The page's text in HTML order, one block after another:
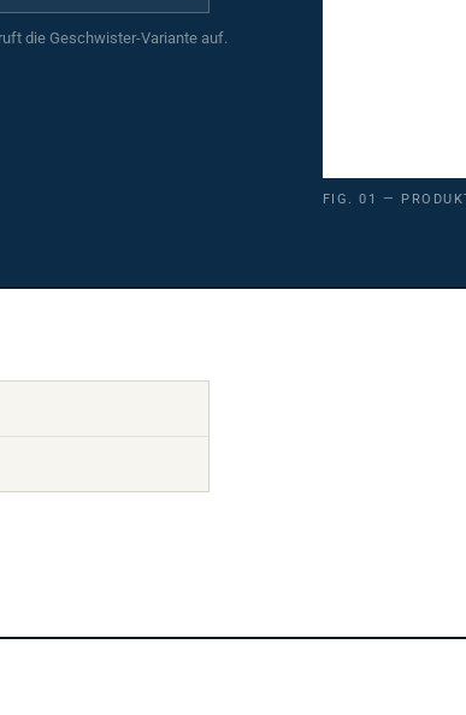
die Geschwister-Variante auf.